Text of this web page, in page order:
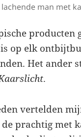
man met
producten
op elk
Het
.
vertelden
prachtig met